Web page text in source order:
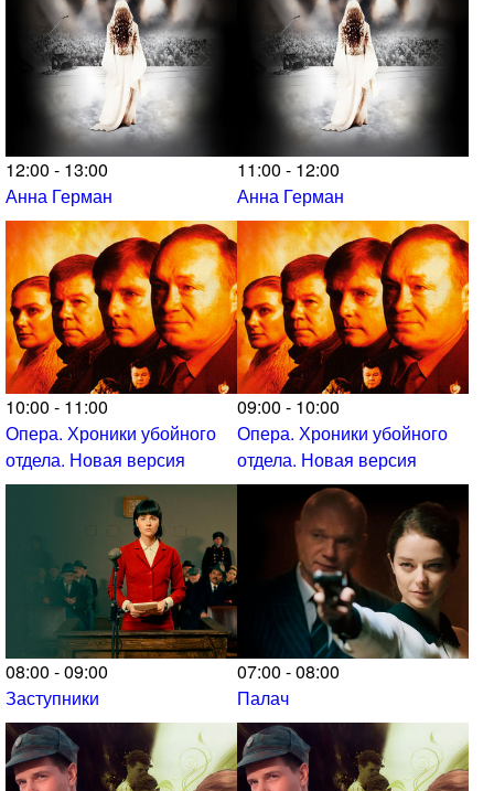
12:00 - 13:00
Анна Герман
11:00 - 12:00
Анна Герман
10:00 - 11:00
Опера. Хроники убойного
отдела. Новая версия
09:00 - 10:00
Опера. Хроники убойного
отдела. Новая версия
08:00 - 09:00
Заступники
07:00 - 08:00
Палач